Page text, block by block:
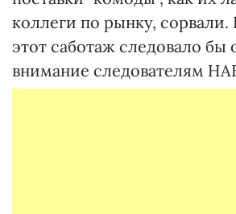
коллеги по рынку,
этот саботаж следовало бы
внимание следователям